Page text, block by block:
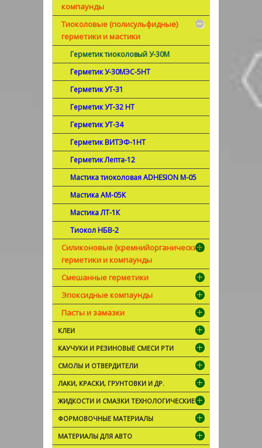
компаунды
Тиоколовые (полисульфидные)
герметики и мастики
Герметик тиоколовый У-30М
Герметик У-30МЭС-5НТ
Герметик УТ-31
Герметик УТ-32 НТ
Герметик УТ-34
Герметик ВИТЭФ-1НТ
Герметик Лепта-12
Мастика тиоколовая ADHESION М-05
Мастика АМ-05К
Мастика ЛТ-1К
Тиокол НБВ-2
Силиконовые (кремнийорганические)
герметики и компаунды
Смешанные герметики
Эпоксидные компаунды
Пасты и замазки
КЛЕИ
КАУЧУКИ И РЕЗИНОВЫЕ СМЕСИ РТИ
СМОЛЫ И ОТВЕРДИТЕЛИ
ЛАКИ, КРАСКИ, ГРУНТОВКИ И ДР.
ЖИДКОСТИ И СМАЗКИ ТЕХНОЛОГИЧЕСКИЕ
ФОРМОВОЧНЫЕ МАТЕРИАЛЫ
МАТЕРИАЛЫ ДЛЯ АВТО